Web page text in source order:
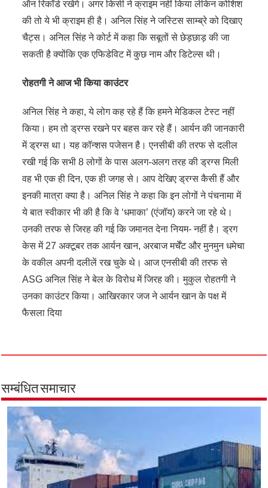
ऑन रिकॉर्ड रखेंगे। अगर किसी ने क्राइम नहीं किया लेकिन कोशिश
की तो ये भी क्राइम ही है। अनिल सिंह ने जस्टिस साम्ब्रे को दिखाए
चैट्स। अनिल सिंह ने कोर्ट में कहा कि सबूतों से छेड़छाड़ की जा
सकती है क्योंकि एक एफिडेविट में कुछ नाम और डिटेल्स थी।
रोहतगी ने आज भी किया काउंटर
अनिल सिंह ने कहा, ये लोग कह रहे हैं कि हमने मेडिकल टेस्ट नहीं
किया। हम तो ड्रग्स रखने पर बहस कर रहे हैं। आर्यन की जानकारी
में ड्रग्स था। यह कॉन्शस पजेसन है। एनसीबी की तरफ से दलील
रखी गई कि सभी 8 लोगों के पास अलग-अलग तरह की ड्रग्स मिली
वह भी एक ही दिन, एक ही जगह से। आप देखिए ड्रग्स कैसी हैं और
इनकी मात्रा क्या है। अनिल सिंह ने कहा कि इन लोगों ने पंचनामा में
ये बात स्वीकार भी की है कि वे ‘धमाका’ (एंजॉय) करने जा रहे थे।
उनकी तरफ से जिरह की गई कि जमानत देना नियम- नहीं है। ड्रग
केस में 27 अक्टूबर तक आर्यन खान, अरबाज मर्चेंट और मुनमुन धमेचा
के वकील अपनी दलीलें रख चुके थे। आज एनसीबी की तरफ से
ASG अनिल सिंह ने बेल के विरोध में जिरह की। मुकुल रोहतगी ने
उनका काउंटर किया। आखिरकार जज ने आर्यन खान के पक्ष में
फैसला दिया
सम्बंधित समाचार